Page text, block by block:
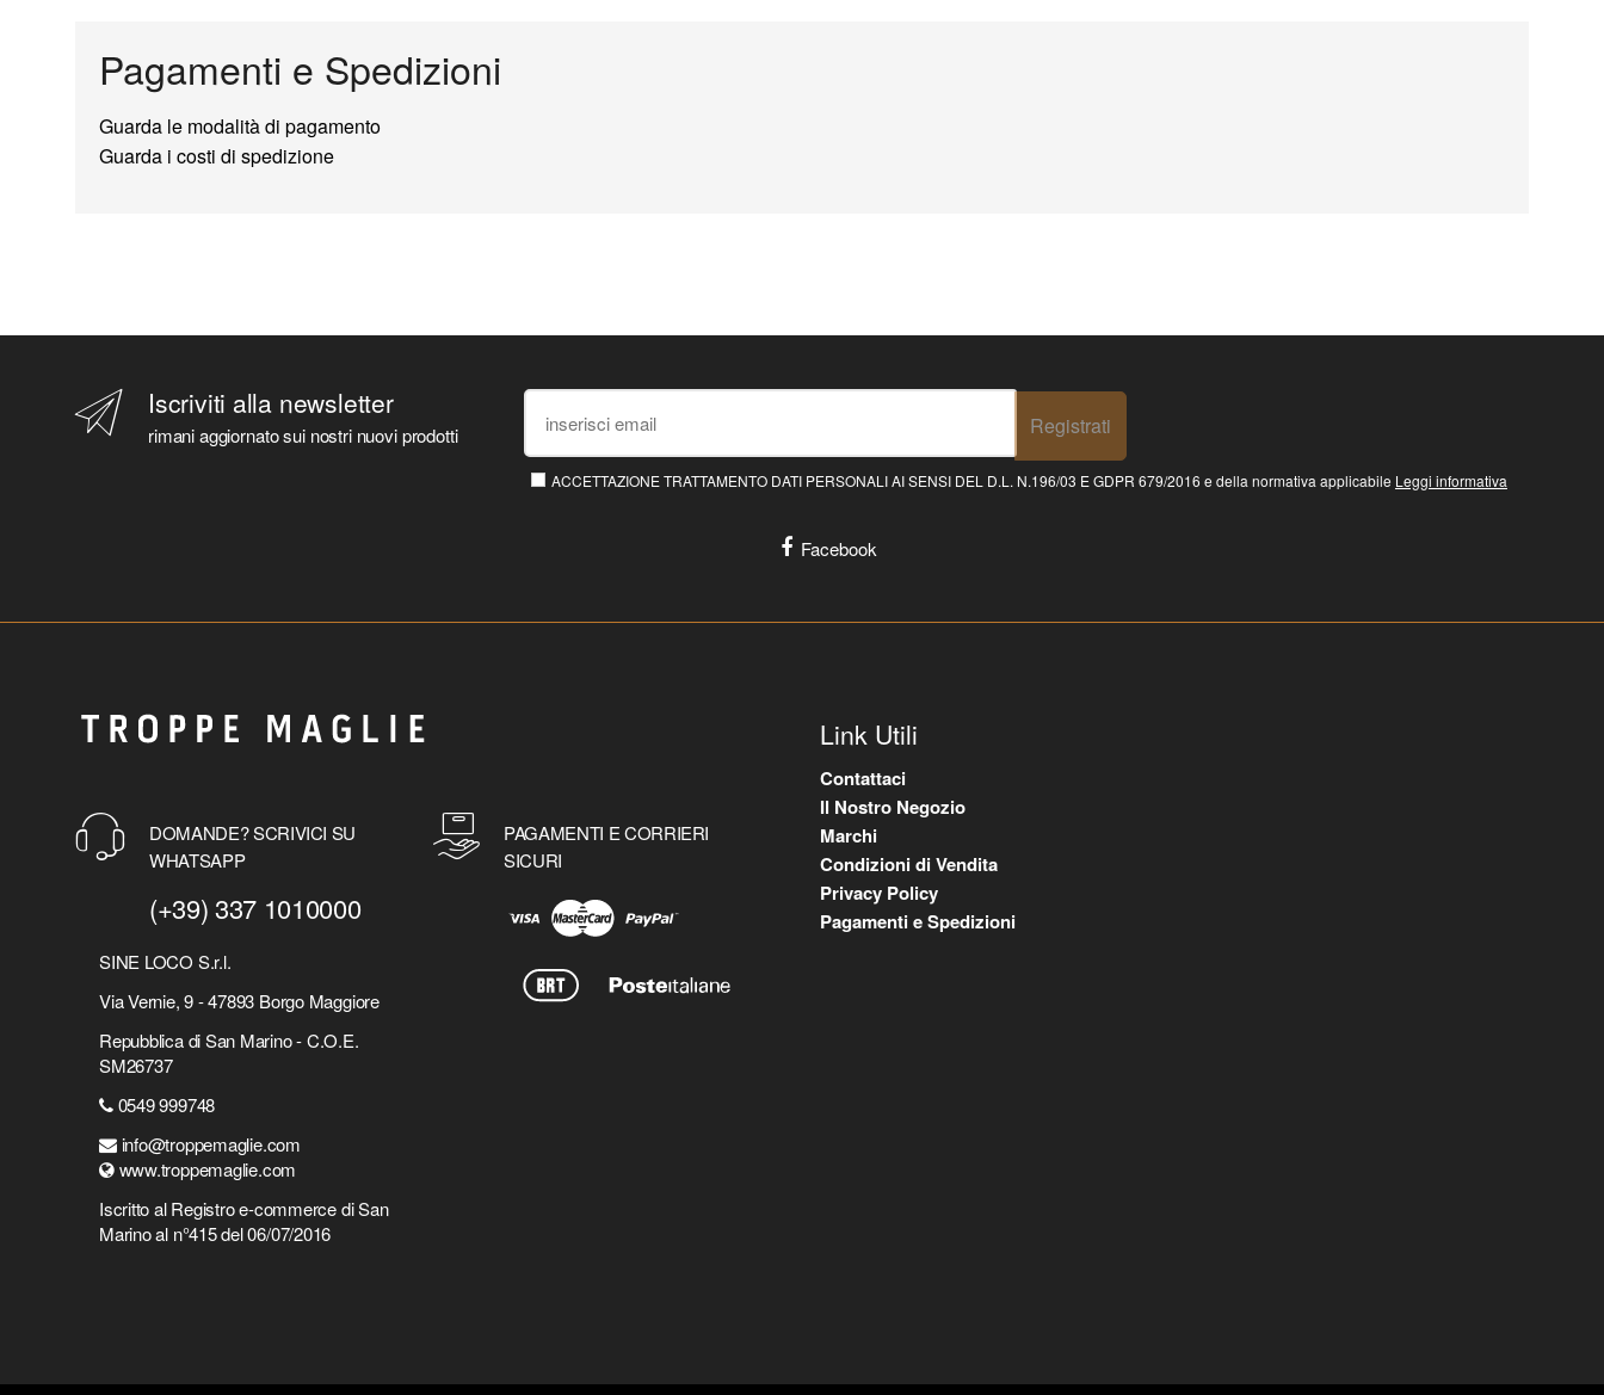
Pagamenti e Spedizioni
Guarda le modalità di pagamento
Guarda i costi di spedizione
Iscriviti alla newsletter
rimani aggiornato sui nostri nuovi prodotti Registrati
ACCETTAZIONE TRATTAMENTO DATI PERSONALI AI SENSI DEL D.L. N.196/03 E GDPR 679/2016 e della normativa applicabile Leggi informativa
Facebook
DOMANDE? SCRIVICI SU
WHATSAPP
(+39) 337 1010000
SINE LOCO S.r.l.
Via Vernie, 9 - 47893 Borgo Maggiore
Repubblica di San Marino - C.O.E.
SM26737
0549 999748
info@troppemaglie.com
www.troppemaglie.com
Iscritto al Registro e-commerce di San
Marino al n°415 del 06/07/2016
PAGAMENTI E CORRIERI
SICURI
Link Utili
Contattaci
Il Nostro Negozio
Marchi
Condizioni di Vendita
Privacy Policy
Pagamenti e Spedizioni